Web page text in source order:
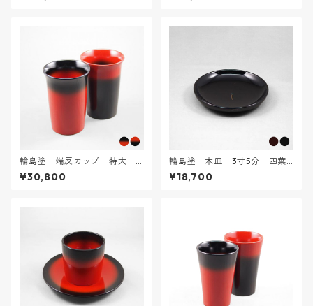
輪島塗 端反カップ 特大
ぼかし塗［朱×黒］
¥30,800
輪島塗 木皿 3寸5分 四葉
クローバー蒔絵
¥18,700